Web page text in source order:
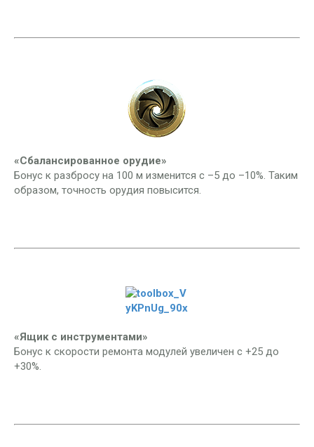
«Сбалансированное орудие»
Бонус к разбросу на 100 м изменится с –5 до –10%. Таким
образом, точность орудия повысится.
«Ящик с инструментами»
Бонус к скорости ремонта модулей увеличен с +25 до
+30%.